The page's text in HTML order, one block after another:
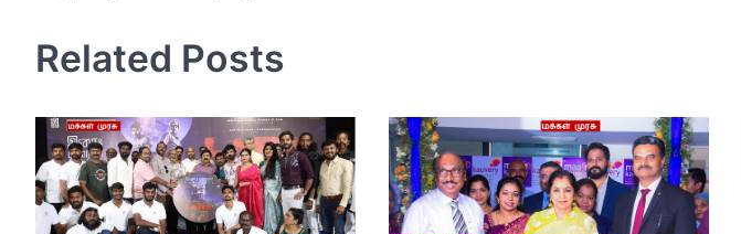
Related Posts